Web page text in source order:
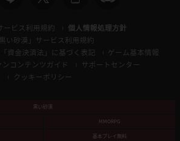
ービス利用規約
個人情報処理方針
黒い砂漠」サービス利用規約
資金決済法」に基づく表記
ゲーム基本情報
ンコンテンツガイド
サポートセンター
クッキーポリシー
黒い砂漠
MMORPG
基本プレイ無料